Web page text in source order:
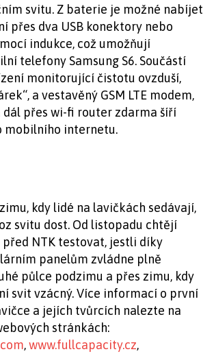
svitu. Z baterie je možné nabíjet
přes dva USB konektory nebo
indukce, což umožňují
telefony Samsung S6. Součástí
monitorující čistotu ovzduší,
a vestavěný GSM LTE modem,
přes wi-fi router zdarma šíří
mobilního internetu.
kdy lidé na lavičkách sedávají,
svitu dost. Od listopadu chtějí
NTK testovat, jestli díky
panelům zvládne plně
půlce podzimu a přes zimu, kdy
svit vzácný. Více informací o první
a jejích tvůrcích nalezte na
stránkách:
,www.fullcapacity.cz,